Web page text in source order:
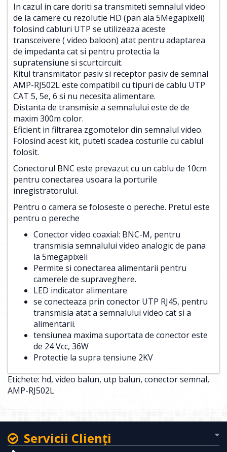
In cazul in care doriti sa transmiteti semnalul video
de la camere cu rezolutie HD (pan ala 5Megapixeli)
folosind cabluri UTP se utilizeaza aceste
transceivere ( video baloon) atat pentru adaptarea
de impedanta cat si pentru protectia la
supratensiune si scurtcircuit.
Kitul transmitator pasiv si receptor pasiv de semnal
AMP-RJ502L este compatibil cu tipuri de cablu UTP
CAT 5, 5e, 6 si nu necesita alimentare.
Distanta de transmisie a semnalului este de de
maxim 300m color.
Eficient in filtrarea zgomotelor din semnalul video.
Folosind acest kit, puteti scadea costurile cu cablul
folosit.
Conectorul BNC este prevazut cu un cablu de 10cm
pentru conectarea usoara la porturile
inregistratorului.
Pentru o camera se foloseste o pereche. Pretul este
pentru o pereche
Conector video coaxial: BNC-M, pentru
transmisia semnalului video analogic de pana
la 5megapixeli
Permite si conectarea alimentarii pentru
camerele de supraveghere.
LED indicator alimentare
se conecteaza prin conector UTP RJ45, pentru
transmisia atat a semnalului video cat si a
alimentarii.
tensiunea maxima suportata de conector este
de 24 Vcc, 36W
Protectie la supra tensiune 2KV
Etichete: hd, video balun, utp balun, conector semnal,
AMP-RJ502L
Servicii Clienţi